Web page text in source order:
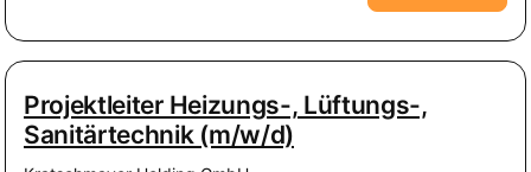
Projektleiter Heizungs-, Lüftungs-,
Sanitärtechnik (m/w/d)